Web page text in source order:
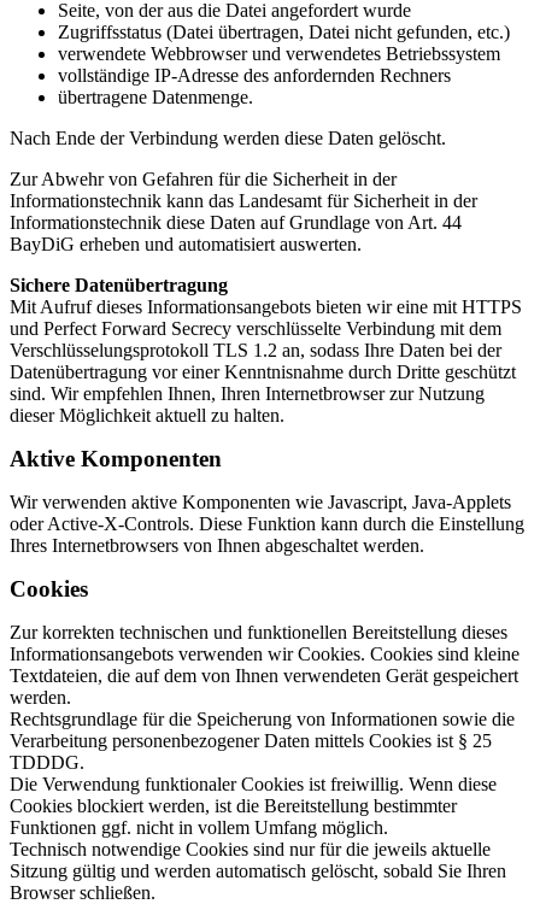
Seite, von der aus die Datei angefordert wurde
Zugriffsstatus (Datei übertragen, Datei nicht gefunden, etc.)
verwendete Webbrowser und verwendetes Betriebssystem
vollständige IP-Adresse des anfordernden Rechners
übertragene Datenmenge.
Nach Ende der Verbindung werden diese Daten gelöscht.
Zur Abwehr von Gefahren für die Sicherheit in der
Informationstechnik kann das Landesamt für Sicherheit in der
Informationstechnik diese Daten auf Grundlage von Art. 44
BayDiG erheben und automatisiert auswerten.
Sichere Datenübertragung
Mit Aufruf dieses Informationsangebots bieten wir eine mit HTTPS
und Perfect Forward Secrecy verschlüsselte Verbindung mit dem
Verschlüsselungsprotokoll TLS 1.2 an, sodass Ihre Daten bei der
Datenübertragung vor einer Kenntnisnahme durch Dritte geschützt
sind. Wir empfehlen Ihnen, Ihren Internetbrowser zur Nutzung
dieser Möglichkeit aktuell zu halten.
Aktive Komponenten
Wir verwenden aktive Komponenten wie Javascript, Java-Applets
oder Active-X-Controls. Diese Funktion kann durch die Einstellung
Ihres Internetbrowsers von Ihnen abgeschaltet werden.
Cookies
Zur korrekten technischen und funktionellen Bereitstellung dieses
Informationsangebots verwenden wir Cookies. Cookies sind kleine
Textdateien, die auf dem von Ihnen verwendeten Gerät gespeichert
werden.
Rechtsgrundlage für die Speicherung von Informationen sowie die
Verarbeitung personenbezogener Daten mittels Cookies ist § 25
TDDDG.
Die Verwendung funktionaler Cookies ist freiwillig. Wenn diese
Cookies blockiert werden, ist die Bereitstellung bestimmter
Funktionen ggf. nicht in vollem Umfang möglich.
Technisch notwendige Cookies sind nur für die jeweils aktuelle
Sitzung gültig und werden automatisch gelöscht, sobald Sie Ihren
Browser schließen.